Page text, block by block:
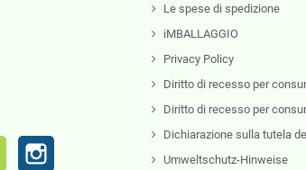
Vimeo
Le spese di spedizione
iMBALLAGGIO
Privacy Policy
Diritto di recesso per
Diritto di recesso per
Dichiarazione sulla tutela
Umweltschutz-Hinweise